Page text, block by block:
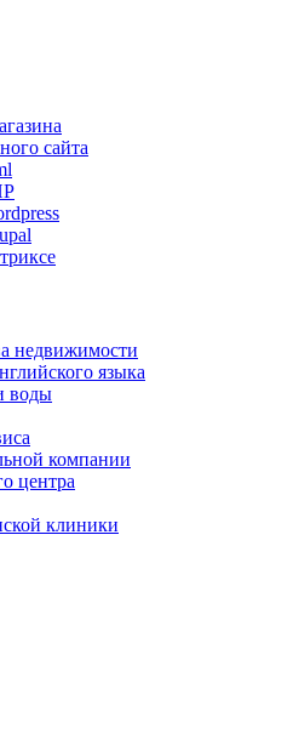
сайта
недвижимости
языка
воды
компании
центра
клиники